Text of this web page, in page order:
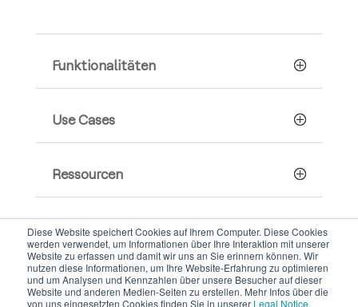
Diese Website speichert Cookies auf Ihrem Computer. Diese Cookies
werden verwendet, um Informationen über Ihre Interaktion mit unserer
Website zu erfassen und damit wir uns an Sie erinnern können. Wir
nutzen diese Informationen, um Ihre Website-Erfahrung zu optimieren
und um Analysen und Kennzahlen über unsere Besucher auf dieser
Website und anderen Medien-Seiten zu erstellen. Mehr Infos über die
von uns eingesetzten Cookies finden Sie in unserer Legal Notice.
Funktionalitäten
Use Cases
Ressourcen
Company